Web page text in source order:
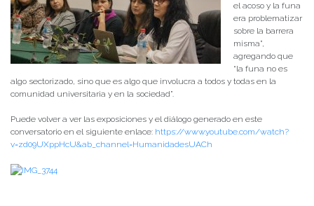
el acoso y la funa
era problematizar
sobre la barrera
misma”,
agregando que
“la funa no es
algo sectorizado, sino que es algo que involucra a todos y todas en la
comunidad universitaria y en la sociedad”.
Puede volver a ver las exposiciones y el diálogo generado en este
conversatorio en el siguiente enlace: https://www.youtube.com/watch?
v=zd09UXppHcU&ab_channel=HumanidadesUACh